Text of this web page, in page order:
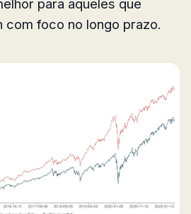
para aqueles que
com foco no longo prazo.